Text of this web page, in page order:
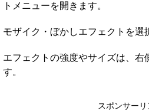
トメニューを開きます。
モザイク・ぼかしエフェクトを選
エフェクトの強度やサイズは、右
す。
スポンサーリ